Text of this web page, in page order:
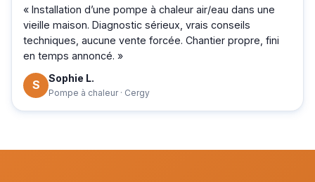
« Installation d’une pompe à chaleur air/eau dans une
vieille maison. Diagnostic sérieux, vrais conseils
techniques, aucune vente forcée. Chantier propre, fini
en temps annoncé. »
S Sophie L.
Pompe à chaleur · Cergy